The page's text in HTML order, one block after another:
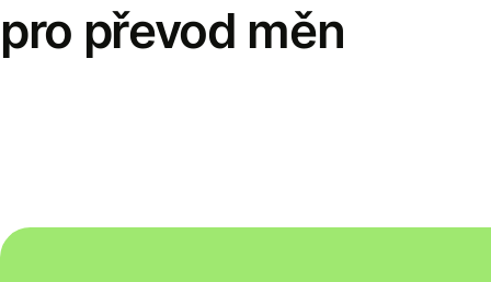
pro převod měn